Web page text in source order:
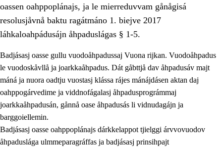
oassen oahppoplánajs, ja le mierreduvvam gånågisá
resolusjåvnå baktu ragátmáno 1. biejve 2017
láhkaloahpádusájn åhpaduslágas § 1-5.
Badjásasj oasse gullu vuodoåhpadussaj Vuona rijkan. Vuodoåhpadus
le vuodoskåvllå ja joarkkaåhpadus. Dát gåbttjå dav åhpadusáv majt
máná ja nuora oadtju vuostasj klássa rájes mánájdásen aktan daj
oahppogárvedime ja viddnofágalasj åhpadusprográmmaj
joarkkaåhpadusán, gånnå oase åhpadusás li vidnudagájn ja
barggoiellemin.
Badjásasj oasse oahppoplánajs dárkkelappot tjielggi árvvovuodov
åhpaduslága ulmmeparagráffas ja badjásasj prinsihpajt